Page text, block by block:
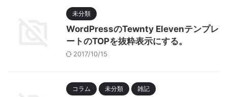
未分類
WordPressのTewnty Elevenテンプレ
ートのTOPを抜粋表示にする。
2017/10/15
コラム 未分類 雑記